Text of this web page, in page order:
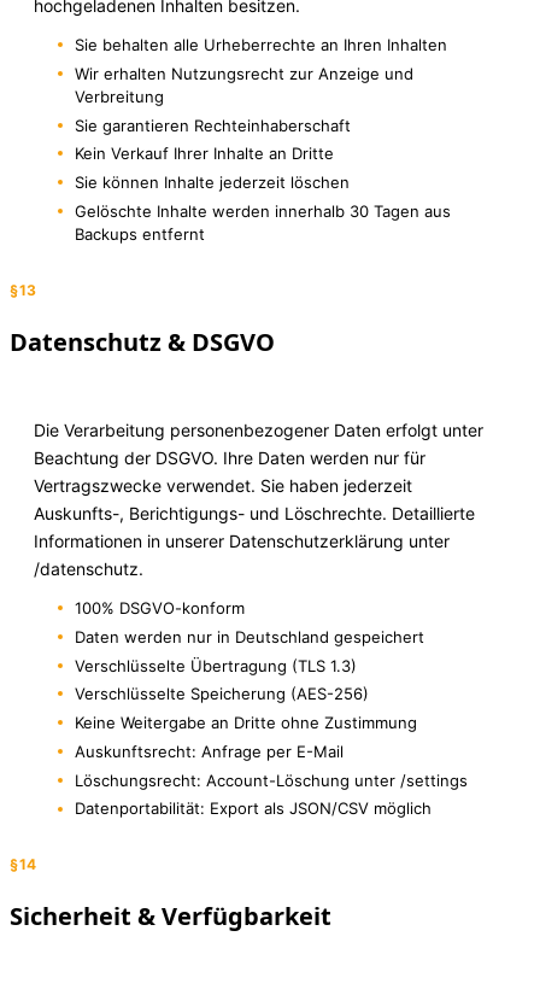
hochgeladenen Inhalten besitzen.
Sie behalten alle Urheberrechte an Ihren Inhalten
Wir erhalten Nutzungsrecht zur Anzeige und
Verbreitung
Sie garantieren Rechteinhaberschaft
Kein Verkauf Ihrer Inhalte an Dritte
Sie können Inhalte jederzeit löschen
Gelöschte Inhalte werden innerhalb 30 Tagen aus
Backups entfernt
§13
Datenschutz & DSGVO
Die Verarbeitung personenbezogener Daten erfolgt unter
Beachtung der DSGVO. Ihre Daten werden nur für
Vertragszwecke verwendet. Sie haben jederzeit
Auskunfts-, Berichtigungs- und Löschrechte. Detaillierte
Informationen in unserer Datenschutzerklärung unter
/datenschutz.
100% DSGVO-konform
Daten werden nur in Deutschland gespeichert
Verschlüsselte Übertragung (TLS 1.3)
Verschlüsselte Speicherung (AES-256)
Keine Weitergabe an Dritte ohne Zustimmung
Auskunftsrecht: Anfrage per E-Mail
Löschungsrecht: Account-Löschung unter /settings
Datenportabilität: Export als JSON/CSV möglich
§14
Sicherheit & Verfügbarkeit